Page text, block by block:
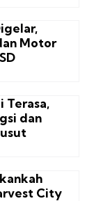
Motor
Terasa,
dan
City